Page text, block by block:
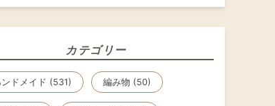
カテゴリー
ドメイド (531) 編み物 (50)